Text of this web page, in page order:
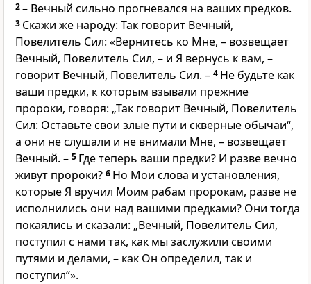
2– Вечный сильно прогневался на ваших предков.
3 Скажи же народу: Так говорит Вечный,
Повелитель Сил: «Вернитесь ко Мне, – возвещает
Вечный, Повелитель Сил, – и Я вернусь к вам, –
говорит Вечный, Повелитель Сил. – 4 Не будьте как
ваши предки, к которым взывали прежние
пророки, говоря: „Так говорит Вечный, Повелитель
Сил: Оставьте свои злые пути и скверные обычаи“,
а они не слушали и не внимали Мне, – возвещает
Вечный. – 5 Где теперь ваши предки? И разве вечно
живут пророки? 6 Но Мои слова и установления,
которые Я вручил Моим рабам пророкам, разве не
исполнились они над вашими предками? Они тогда
покаялись и сказали: „Вечный, Повелитель Сил,
поступил с нами так, как мы заслужили своими
путями и делами, – как Он определил, так и
поступил“».